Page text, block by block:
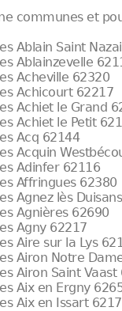
communes et
Ablain Saint
Ablainzevelle
Acheville 62320
Achicourt 62217
Achiet le Grand
Achiet le Petit
Acq 62144
Acquin
Adinfer 62116
Affringues 62380
Agnez lès
Agnières 62690
Agny 62217
Aire sur la Lys
Airon Notre
Airon Saint Vaast
Aix en Ergny
Aix en Issart